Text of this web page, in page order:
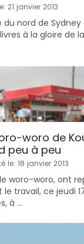
21 janvier 2013
du nord de
à la gloire de
woro de
peu à peu
le: 18 janvier 2013
woro-woro, ont
travail, ce jeudi
à ...